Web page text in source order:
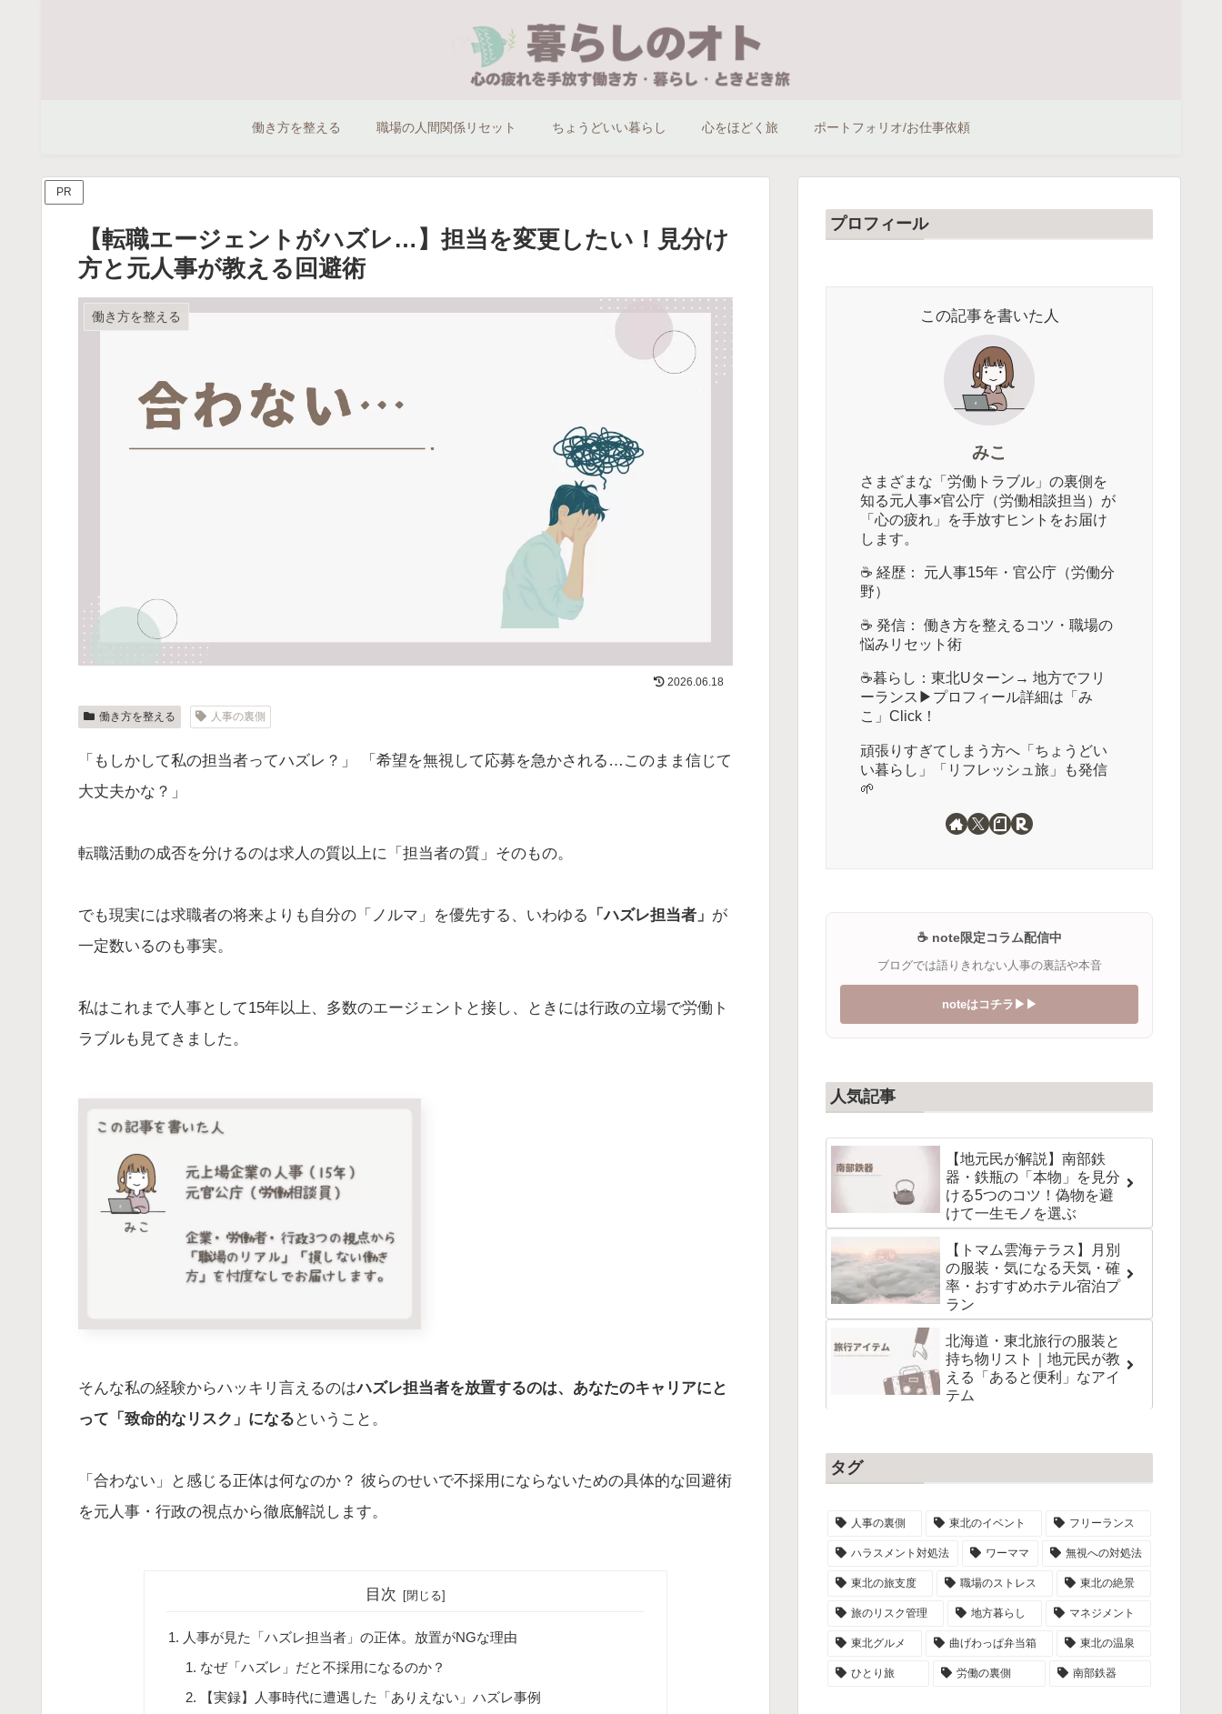
働き方を整える 職場の人間関係リセット ちょうどいい暮らし 心をほどく旅 ポートフォリオ/お仕事依頼
PR
【転職エージェントがハズレ…】担当を変更したい！見分け
方と元人事が教える回避術
働き方を整える
2026.06.18
働き方を整える 人事の裏側
「もしかして私の担当者ってハズレ？」 「希望を無視して応募を急かされる…このまま信じて
大丈夫かな？」
転職活動の成否を分けるのは求人の質以上に「担当者の質」そのもの。
でも現実には求職者の将来よりも自分の「ノルマ」を優先する、いわゆる 「ハズレ担当者」 が
一定数いるのも事実。
私はこれまで人事として15年以上、多数のエージェントと接し、ときには行政の立場で労働ト
ラブルも見てきました。
そんな私の経験からハッキリ言えるのはハズレ担当者を放置するのは、あなたのキャリアにと
って「致命的なリスク」になる ということ。
「合わない」と感じる正体は何なのか？ 彼らのせいで不採用にならないための具体的な回避術
を元人事・行政の視点から徹底解説します。
目次
人事が見た「ハズレ担当者」の正体。放置がNGな理由
なぜ「ハズレ」だと不採用になるのか？
【実録】人事時代に遭遇した「ありえない」ハズレ事例
プロフィール
この記事を書いた人
みこ
さまざまな「労働トラブル」の裏側を
知る元人事×官公庁（労働相談担当）が
「心の疲れ」を手放すヒントをお届け
します。
☕️ 経歴： 元人事15年・官公庁（労働分
野）
☕️ 発信： 働き方を整えるコツ・職場の
悩みリセット術
☕️暮らし：東北Uターン→ 地方でフリ
ーランス▶︎プロフィール詳細は「み
こ」Click！
頑張りすぎてしまう方へ「ちょうどい
い暮らし」「リフレッシュ旅」も発信
🌱
☕️ note限定コラム配信中
ブログでは語りきれない人事の裏話や本音
noteはコチラ▶︎▶︎
人気記事
【地元民が解説】南部鉄
器・鉄瓶の「本物」を見分
ける5つのコツ！偽物を避
けて一生モノを選ぶ
【トマム雲海テラス】月別
の服装・気になる天気・確
率・おすすめホテル宿泊プ
ラン
北海道・東北旅行の服装と
持ち物リスト｜地元民が教
える「あると便利」なアイ
テム
タグ
人事の裏側 東北のイベント フリーランス
ハラスメント対処法 ワーママ 無視への対処法
東北の旅支度 職場のストレス 東北の絶景
旅のリスク管理 地方暮らし マネジメント
東北グルメ 曲げわっぱ弁当箱 東北の温泉
ひとり旅 労働の裏側 南部鉄器